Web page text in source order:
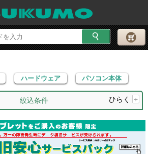
ハードウェア パソコン本体
ハードウェア パソコン本体
絞込条件 ひらく +